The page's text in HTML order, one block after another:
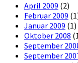
April 2009 (2)
Februar 2009
Januar 2009 (1)
Oktober 2008
September
September